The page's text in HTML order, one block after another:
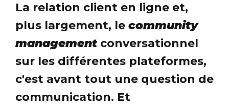
La relation client en ligne et,
plus largement, le community
managementconversationnel
sur les différentes plateformes,
c'est avant tout une question de
communication. Et